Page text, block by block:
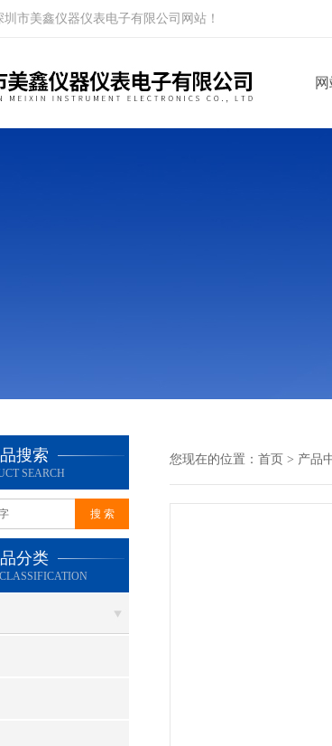
市美鑫仪器仪表电子有限公司网站！
搜索
SEARCH
分类
您现在的位置： 首页 > 产品